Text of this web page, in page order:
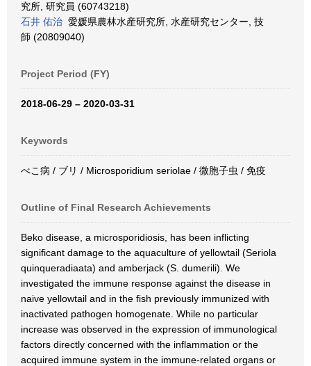
究所, 研究員 (60743218)
石井 佑治 愛媛県農林水産研究所, 水産研究センター, 技
師 (20809040)
Project Period (FY)
2018-06-29 – 2020-03-31
Keywords
べこ病 / ブリ / Microsporidium seriolae / 微胞子虫 / 免疫
Outline of Final Research Achievements
Beko disease, a microsporidiosis, has been inflicting
significant damage to the aquaculture of yellowtail (Seriola
quinqueradiaata) and amberjack (S. dumerili). We
investigated the immune response against the disease in
naive yellowtail and in the fish previously immunized with
inactivated pathogen homogenate. While no particular
increase was observed in the expression of immunological
factors directly concerned with the inflammation or the
acquired immune system in the immune-related organs or